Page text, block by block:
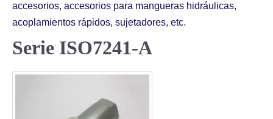
accesorios, accesorios para mangueras hidráulicas,
acoplamientos rápidos, sujetadores, etc.
Serie ISO7241-A